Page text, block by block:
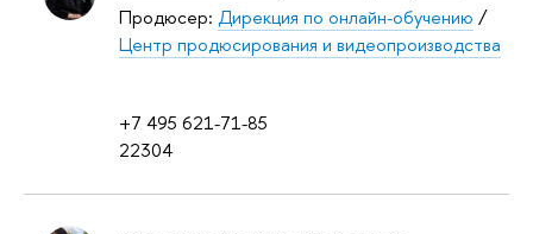
+7 495 621-71-85
22304
Продюсер: Дирекция по онлайн-обучению /
Центр продюсирования и видеопроизводства